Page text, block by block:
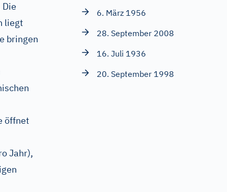
liegt
bringen
öffnet
Jahr),
6. März 1956
28. September 2008
16. Juli 1936
20. September 1998